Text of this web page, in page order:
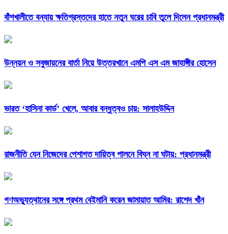
বাঁশখালীতে বন্যায় ক্ষতিগ্রস্তদের হাতে নতুন ঘরের চাবি তুলে দিলেন প্রধানমন্ত্রী
উন্নয়ন ও সবুজায়নের বার্তা নিয়ে উত্তরখানে এমপি এস এম জাহাঙ্গীর হোসেন
ভারত ‘হাসিনা কার্ড’ খেলে, আবার বন্ধুত্বও চায়: সালাহউদ্দিন
রাজনীতি যেন নিজেদের পেশাগত দায়িত্ব পালনে বিঘ্ন না ঘটায়: প্রধানমন্ত্রী
গণঅভ্যুত্থানের সঙ্গে প্রথম বেইমানি করেন জামায়াত আমির: রাশেদ খাঁন